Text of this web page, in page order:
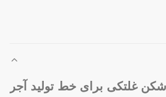
غلتکی برای خط تولید آجر